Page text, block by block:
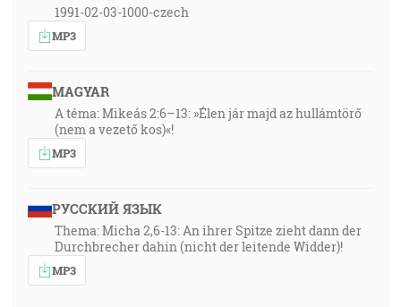
1991-02-03-1000-czech
MP3
MAGYAR
A téma: Mikeás 2:6–13: »Élen jár majd az hullámtörő
(nem a vezető kos)«!
MP3
РУССКИЙ ЯЗЫК
Thema: Micha 2,6-13: An ihrer Spitze zieht dann der
Durchbrecher dahin (nicht der leitende Widder)!
MP3